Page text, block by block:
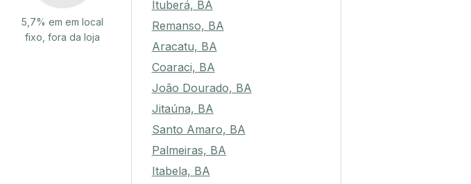
5,7% em em local
fixo, fora da loja
Ituberá, BA
Remanso, BA
Aracatu, BA
Coaraci, BA
João Dourado, BA
Jitaúna, BA
Santo Amaro, BA
Palmeiras, BA
Itabela, BA